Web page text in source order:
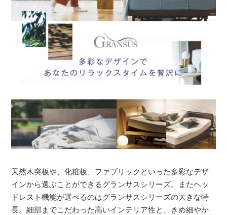
天然木突板や、化粧板、ファブリックといった多彩なデザ
インから選ぶことができるグランサスシリーズ。またヘッ
ドレスト機能が選べるのはグランサスシリーズの大きな特
長。細部までこだわった高いインテリア性と、きめ細やか